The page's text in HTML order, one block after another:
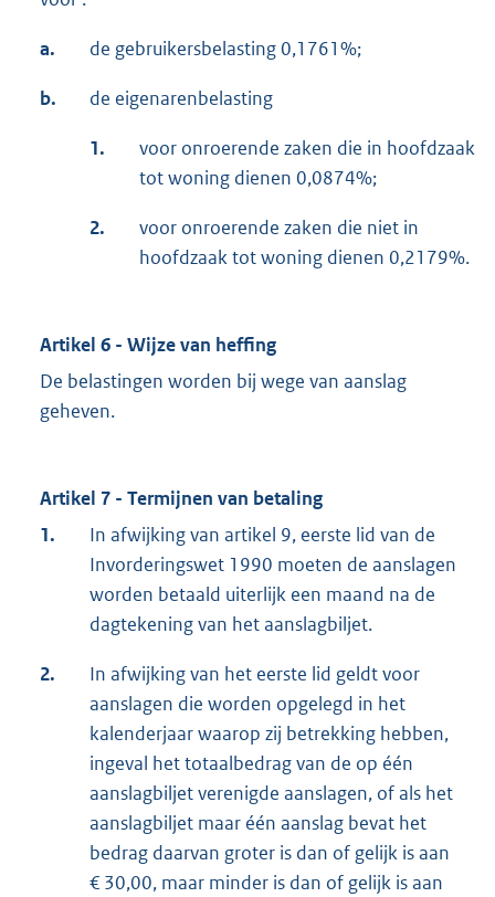
a. de gebruikersbelasting 0,1761%;
b. de eigenarenbelasting
1.
voor onroerende zaken die in hoofdzaak
tot woning dienen 0,0874%;
2.
voor onroerende zaken die niet in
hoofdzaak tot woning dienen 0,2179%.
Artikel 6 - Wijze van heffing
De belastingen worden bij wege van aanslag
geheven.
Artikel 7 - Termijnen van betaling
1.
In afwijking van artikel 9, eerste lid van de
Invorderingswet 1990 moeten de aanslagen
worden betaald uiterlijk een maand na de
dagtekening van het aanslagbiljet.
2.
In afwijking van het eerste lid geldt voor
aanslagen die worden opgelegd in het
kalenderjaar waarop zij betrekking hebben,
ingeval het totaalbedrag van de op één
aanslagbiljet verenigde aanslagen, of als het
aanslagbiljet maar één aanslag bevat het
bedrag daarvan groter is dan of gelijk is aan
€ 30,00, maar minder is dan of gelijk is aan